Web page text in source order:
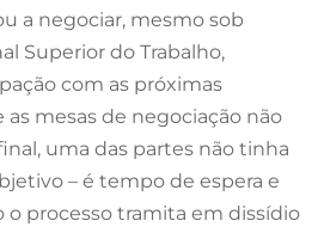
a negociar, mesmo sob
Superior do Trabalho,
com as próximas
as mesas de negociação não
uma das partes não tinha
– é tempo de espera e
o processo tramita em dissídio